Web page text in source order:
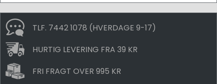
TLF. 7442 1078 (HVERDAGE 9-17)
HURTIG LEVERING FRA 39 KR
FRI FRAGT OVER 995 KR